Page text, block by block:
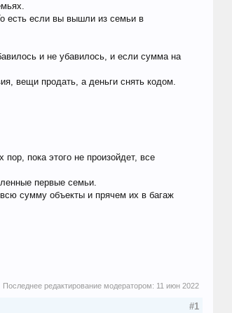
есть если вы вышли из семьи в
и не убавилось, и если сумма на
вещи продать, а деньги снять кодом.
пока этого не произойдет, все
первые семьи.
сумму объекты и прячем их в багаж
Последнее редактирование модератором: 11 июн 2022
#1